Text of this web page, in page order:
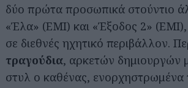
δύο πρώτα προσωπικά στούντιο
«Έλα» (ΕΜΙ) και «Έξοδος 2» (ΕΜΙ),
σε διεθνές ηχητικό περιβάλλον.
τραγούδια, αρκετών δημιουργών
στυλ ο καθένας, ενορχηστρωμένα